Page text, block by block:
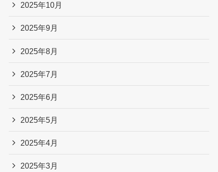
2025年10月
2025年9月
2025年8月
2025年7月
2025年6月
2025年5月
2025年4月
2025年3月